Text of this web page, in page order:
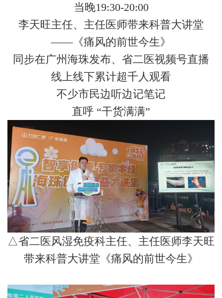
当晚19:30-20:00
李天旺主任、主任医师带来科普大讲堂
——《痛风的前世今生》
同步在广州海珠发布、省二医视频号直播
线上线下累计超千人观看
不少市民边听边记笔记
直呼 “干货满满”
△省二医风湿免疫科主任、主任医师李天旺
带来科普大讲堂《痛风的前世今生》